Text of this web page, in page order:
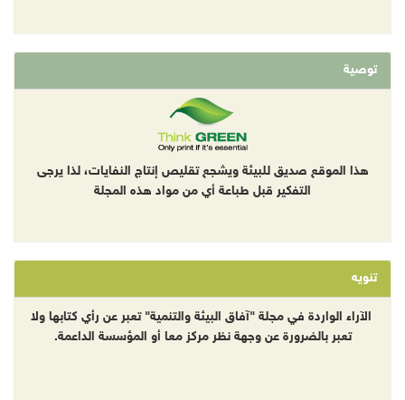
توصية
هذا الموقع صديق للبيئة ويشجع تقليص إنتاج النفايات، لذا يرجى
التفكير قبل طباعة أي من مواد هذه المجلة
تنويه
الآراء الواردة في مجلة "آفاق البيئة والتنمية" تعبر عن رأي كتابها ولا
تعبر بالضرورة عن وجهة نظر مركز معا أو المؤسسة الداعمة.